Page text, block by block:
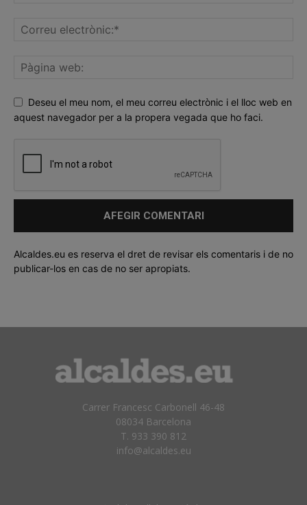
Deseu el meu nom, el meu correu electrònic i el lloc web en
aquest navegador per a la propera vegada que ho faci.
Alcaldes.eu es reserva el dret de revisar els comentaris i de no
publicar-los en cas de no ser apropiats.
Carrer Francesc Carbonell 46-48
08034 Barcelona
T. 933 390 812
info@alcaldes.eu